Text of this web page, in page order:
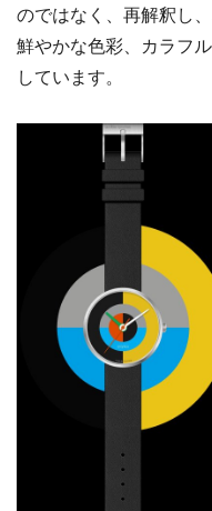
のではなく、再解釈し
鮮やかな色彩、カラフ
しています。